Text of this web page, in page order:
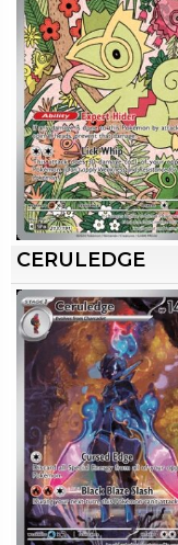
CERULEDGE